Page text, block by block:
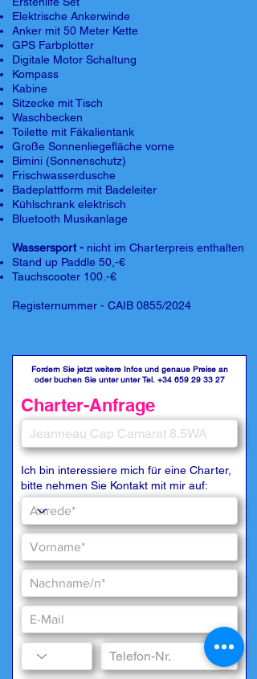
Elektrische Ankerwinde
Anker mit 50 Meter Kette
GPS Farbplotter
Digitale Motor Schaltung
Kompass
Kabine
Sitzecke mit Tisch
Waschbecken
Toilette mit Fäkalientank
Große Sonnenliegefläche vorne
Bimini (Sonnenschutz)
Frischwasserdusche
Badeplattform mit Badeleiter
Kühlschrank elektrisch
Bluetooth Musikanlage
Wassersport - nicht im Charterpreis enthalten
Stand up Paddle 50,-€
Tauchscooter 100.-€
Registernummer - CAIB 0855/2024
Fordern Sie jetzt weitere Infos und genaue Preise an
oder buchen Sie unter unter Tel. +34 659 29 33 27
Charter-Anfrage
Ich bin interessiere mich für eine Charter,
bitte nehmen Sie Kontakt mit mir auf: